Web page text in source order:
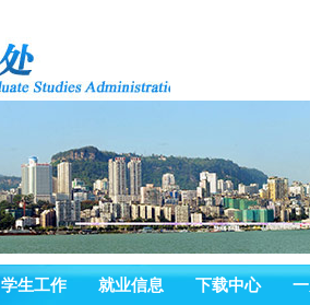
学生工作 就业信息 下载中心